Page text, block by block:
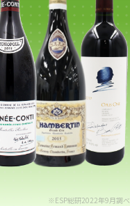
※ESP総研2022年9月調べ